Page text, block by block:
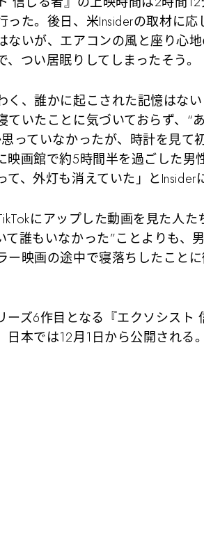
った。後日、米Insiderの取材に
ないが、エアコンの風と座り心
、つい居眠りしてしまったそう。
く、誰かに起こされた記憶はな
ていたことに気づいておらず、“
っていなかったが、時計を見て
映画館で約5時間半を過ごした男
、外灯も消えていた」とInsider
にアップした動画を見た人
て誰もいなかった”ことよりも、
ー映画の途中で寝落ちしたこと
ズ6作目となる『エクソシスト
本では12月1日から公開される。